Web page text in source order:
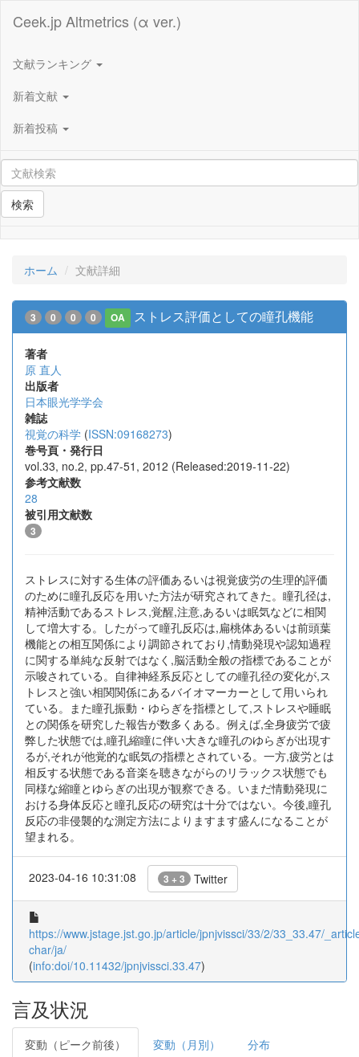
Ceek.jp Altmetrics (α ver.)
文献ランキング
新着文献
新着投稿
検索
ホーム 文献詳細
3 0 0 0 OA ストレス評価としての瞳孔機能
著者
原 直人
出版者
日本眼光学学会
雑誌
視覚の科学 (ISSN:09168273)
巻号頁・発行日
vol.33, no.2, pp.47-51, 2012 (Released:2019-11-22)
参考文献数
28
被引用文献数
3
ストレスに対する生体の評価あるいは視覚疲労の生理的評価
のために瞳孔反応を用いた方法が研究されてきた。瞳孔径は,
精神活動であるストレス,覚醒,注意,あるいは眠気などに相関
して増大する。したがって瞳孔反応は,扁桃体あるいは前頭葉
機能との相互関係により調節されており,情動発現や認知過程
に関する単純な反射ではなく,脳活動全般の指標であることが
示唆されている。自律神経系反応としての瞳孔径の変化が,ス
トレスと強い相関関係にあるバイオマーカーとして用いられ
ている。また瞳孔振動・ゆらぎを指標として,ストレスや睡眠
との関係を研究した報告が数多くある。例えば,全身疲労で疲
弊した状態では,瞳孔縮瞳に伴い大きな瞳孔のゆらぎが出現す
るが,それが他覚的な眠気の指標とされている。一方,疲労とは
相反する状態である音楽を聴きながらのリラックス状態でも
同様な縮瞳とゆらぎの出現が観察できる。いまだ情動発現に
おける身体反応と瞳孔反応の研究は十分ではない。今後,瞳孔
反応の非侵襲的な測定方法によりますます盛んになることが
望まれる。
2023-04-16 10:31:08 3 + 3 Twitter
https://www.jstage.jst.go.jp/article/jpnjvissci/33/2/33_33.47/
char/ja/
(info:doi/10.11432/jpnjvissci.33.47)
言及状況
変動（ピーク前後） 変動（月別） 分布